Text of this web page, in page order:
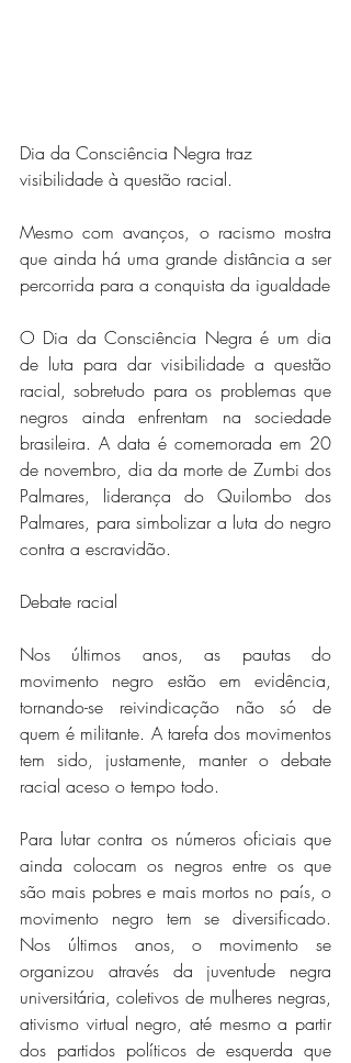
Dia da Consciência Negra traz
visibilidade à questão racial.
Mesmo com avanços, o racismo mostra
que ainda há uma grande distância a ser
percorrida para a conquista da igualdade
O Dia da Consciência Negra é um dia
de luta para dar visibilidade a questão
racial, sobretudo para os problemas que
negros ainda enfrentam na sociedade
brasileira. A data é comemorada em 20
de novembro, dia da morte de Zumbi dos
Palmares, liderança do Quilombo dos
Palmares, para simbolizar a luta do negro
contra a escravidão.
Debate racial
Nos últimos anos, as pautas do
movimento negro estão em evidência,
tornando-se reivindicação não só de
quem é militante. A tarefa dos movimentos
tem sido, justamente, manter o debate
racial aceso o tempo todo.
Para lutar contra os números oficiais que
ainda colocam os negros entre os que
são mais pobres e mais mortos no país, o
movimento negro tem se diversificado.
Nos últimos anos, o movimento se
organizou através da juventude negra
universitária, coletivos de mulheres negras,
ativismo virtual negro, até mesmo a partir
dos partidos políticos de esquerda que